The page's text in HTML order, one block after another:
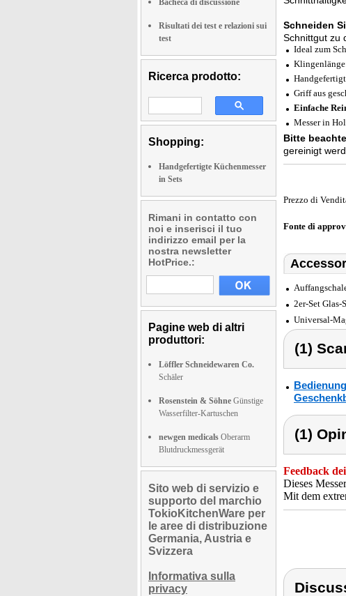
Bacheca di discussione
Risultati dei test e relazioni sui
test
Ricerca prodotto:
Shopping:
Handgefertigte Küchenmesser
in Sets
Rimani in contatto con
noi e inserisci il tuo
indirizzo email per la
nostra newsletter
HotPrice.:
Pagine web di altri
produttori:
Löffler Schneidewaren Co.
Schäler
Rosenstein & Söhne Günstige
Wasserfilter-Kartuschen
newgen medicals Oberarm
Blutdruckmessgerät
Sito web di servizio e
supporto del marchio
TokioKitchenWare per
le aree di distribuzione
Germania, Austria e
Svizzera
Informativa sulla
privacy
Schneiden
Schnittgut zu
Ideal zum
Griff aus
Einfache
Messer in
Bitte
gereinigt
Prezzo di
Fonte di
2er-Set
Universal-
(1)
(1)
Feedback
Dieses
Mit dem